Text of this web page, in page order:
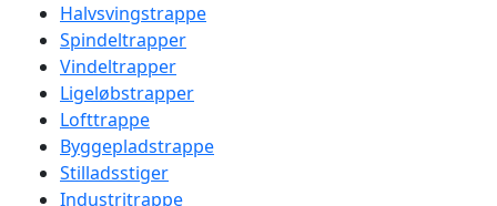
Halvsvingstrappe
Spindeltrapper
Vindeltrapper
Ligeløbstrapper
Lofttrappe
Byggepladstrappe
Stilladsstiger
Industritrappe